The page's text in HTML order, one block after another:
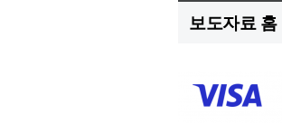
보도자료 홈